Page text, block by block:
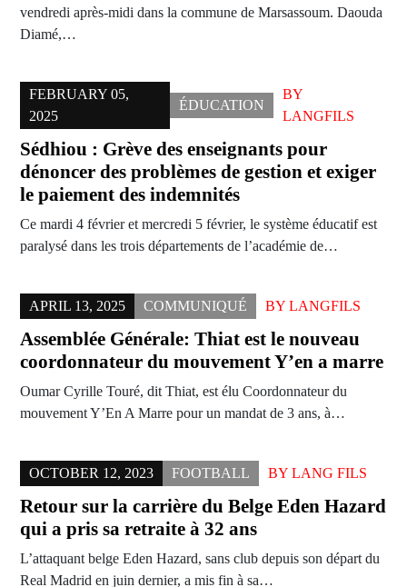
vendredi après-midi dans la commune de Marsassoum. Daouda
Diamé,…
FEBRUARY 05,
2025
ÉDUCATION
BY
LANGFILS
Sédhiou : Grève des enseignants pour
dénoncer des problèmes de gestion et exiger
le paiement des indemnités
Ce mardi 4 février et mercredi 5 février, le système éducatif est
paralysé dans les trois départements de l’académie de…
APRIL 13, 2025 COMMUNIQUÉ BY LANGFILS
Assemblée Générale: Thiat est le nouveau
coordonnateur du mouvement Y’en a marre
Oumar Cyrille Touré, dit Thiat, est élu Coordonnateur du
mouvement Y’En A Marre pour un mandat de 3 ans, à…
OCTOBER 12, 2023 FOOTBALL BY LANG FILS
Retour sur la carrière du Belge Eden Hazard
qui a pris sa retraite à 32 ans
L’attaquant belge Eden Hazard, sans club depuis son départ du
Real Madrid en juin dernier, a mis fin à sa…